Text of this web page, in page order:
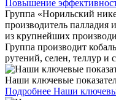
Повышение
Группа «Норильский
производитель палладия
из крупнейших
Группа производит
рутений, селен, теллур и
Наши ключевые
Подробнее Наши